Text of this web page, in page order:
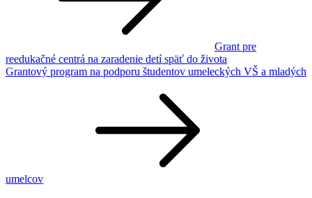
Grant pre
reedukačné centrá na zaradenie detí späť do života
Grantový program na podporu študentov umeleckých VŠ a mladých
umelcov